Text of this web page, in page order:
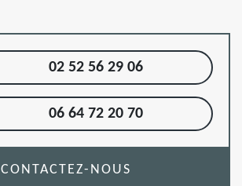
02 52 56 29 06
06 64 72 20 70
CONTACTEZ-NOUS